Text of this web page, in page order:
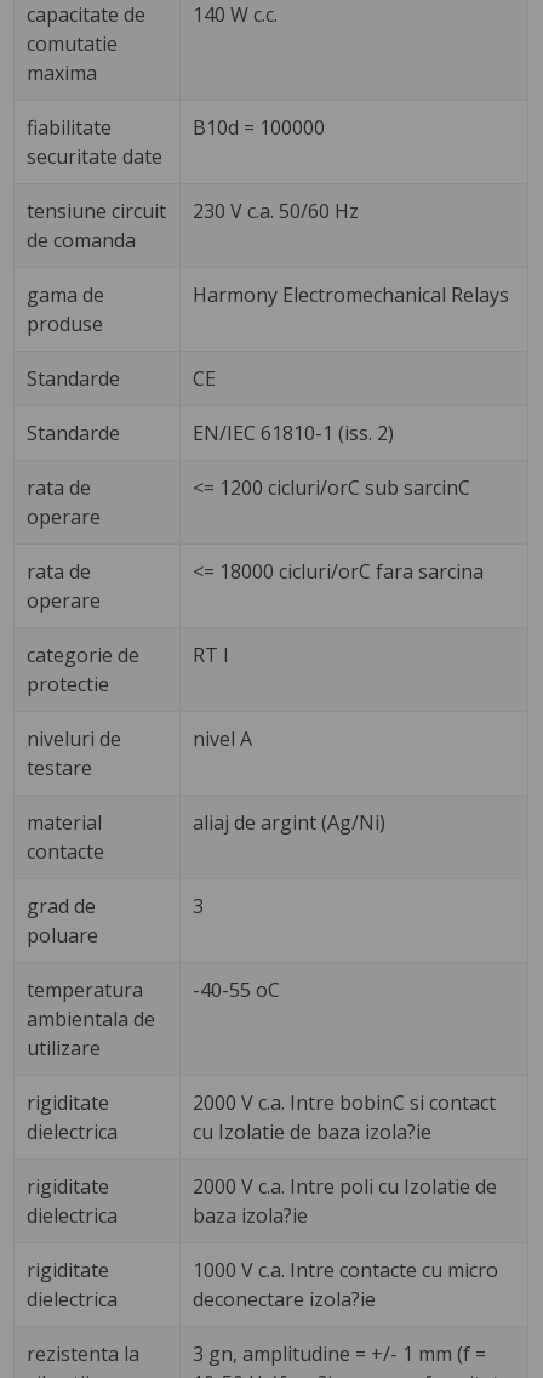
capacitate de
comutatie
maxima
140 W c.c.
fiabilitate
securitate date
B10d = 100000
tensiune circuit
de comanda
230 V c.a. 50/60 Hz
gama de
produse
Harmony Electromechanical Relays
Standarde CE
Standarde EN/IEC 61810-1 (iss. 2)
rata de
operare
<= 1200 cicluri/orC sub sarcinC
rata de
operare
<= 18000 cicluri/orC fara sarcina
categorie de
protectie
RT I
niveluri de
testare
nivel A
material
contacte
aliaj de argint (Ag/Ni)
grad de
poluare
3
temperatura
ambientala de
utilizare
-40-55 oC
rigiditate
dielectrica
2000 V c.a. Intre bobinC si contact
cu Izolatie de baza izola?ie
rigiditate
dielectrica
2000 V c.a. Intre poli cu Izolatie de
baza izola?ie
rigiditate
dielectrica
1000 V c.a. Intre contacte cu micro
deconectare izola?ie
rezistenta la
3 gn, amplitudine = +/- 1 mm (f =